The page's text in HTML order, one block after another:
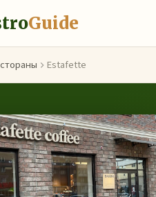
Guide
Estafette